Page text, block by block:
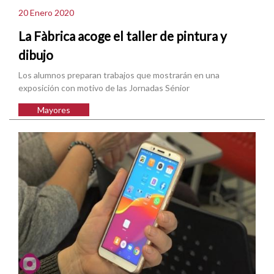
20 Enero 2020
La Fàbrica acoge el taller de pintura y
dibujo
Los alumnos preparan trabajos que mostrarán en una
exposición con motivo de las Jornadas Sénior
Mayores